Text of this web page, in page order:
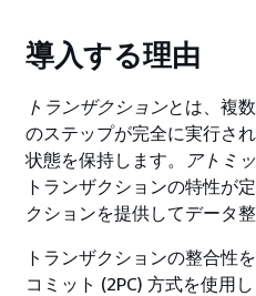
導入する理由
トランザクションとは、複
のステップが完全に実行さ
状態を保持します。
アトミ
トランザクションの特性が
クションを提供してデータ
トランザクションの整合性
コミット (2PC) 方式を使用